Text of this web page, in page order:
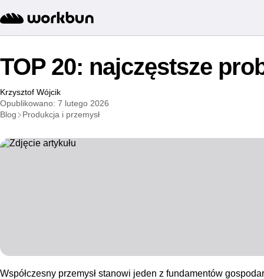
TOP 20: najczęstsze
Krzysztof Wójcik
Opublikowano: 7 lutego 2026
Blog
Produkcja i przemysł
Współczesny przemysł stanowi jeden z fundamentów